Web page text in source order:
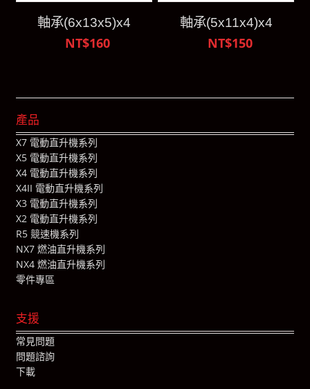
軸承(6x13x5)x4
NT$160
軸承(5x11x4)x4
NT$150
產品
X7 電動直升機系列
X5 電動直升機系列
X4 電動直升機系列
X4II 電動直升機系列
X3 電動直升機系列
X2 電動直升機系列
R5 競速機系列
NX7 燃油直升機系列
NX4 燃油直升機系列
零件專區
支援
常見問題
問題諮詢
下載